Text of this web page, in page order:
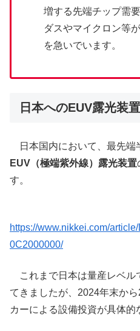
増する先端チップ需
ダスやマイクロン等
を急いでいます。
日本へのEUV露光装
日本国内において、最先端
EUV（極端紫外線）露光装置
す。
https://www.nikkei.com/
0C2000000/
これまで日本は量産レベル
てきましたが、2024年末か
カーによる設備投資が具体的